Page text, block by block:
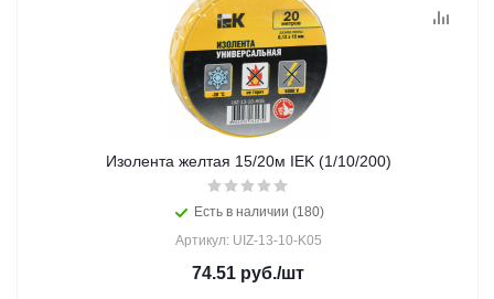
Изолента желтая 15/20м IEK (1/10/200)
Есть в наличии (180)
Артикул: UIZ-13-10-K05
74.51 руб./шт